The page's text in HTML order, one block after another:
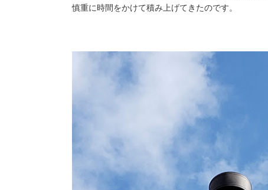
慎重に時間をかけて積み上げてきたのです。